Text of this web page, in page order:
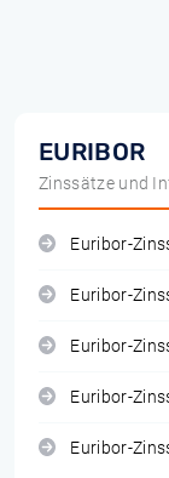
EURIBOR
Zinssätze und
Euribor-
Euribor-
Euribor-
Euribor-
Euribor-